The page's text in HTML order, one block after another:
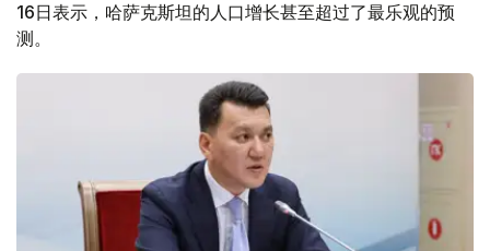
16日表示，哈萨克斯坦的人口增长甚至超过了最乐观的预
测。